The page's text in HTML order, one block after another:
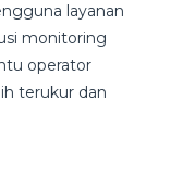
layanan
monitoring
operator
terukur dan